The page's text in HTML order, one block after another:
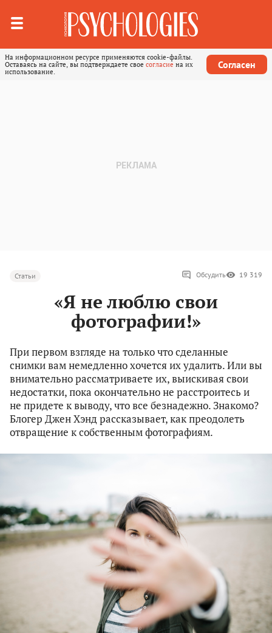
На информационном ресурсе применяются cookie-файлы.
Оставаясь на сайте, вы подтверждаете свое согласие на их
использование.
Согласен
Статьи Обсудить 19 319
«Я не люблю свои
фотографии!»
При первом взгляде на только что сделанные
снимки вам немедленно хочется их удалить. Или вы
внимательно рассматриваете их, выискивая свои
недостатки, пока окончательно не расстроитесь и
не придете к выводу, что все безнадежно. Знакомо?
Блогер Джен Хэнд рассказывает, как преодолеть
отвращение к собственным фотографиям.